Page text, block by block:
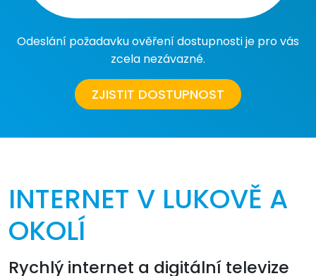
Odeslání požadavku ověření dostupnosti je pro vás
zcela nezávazné.
ZJISTIT DOSTUPNOST
INTERNET V LUKOVĚ A
OKOLÍ
Rychlý internet a digitální televize